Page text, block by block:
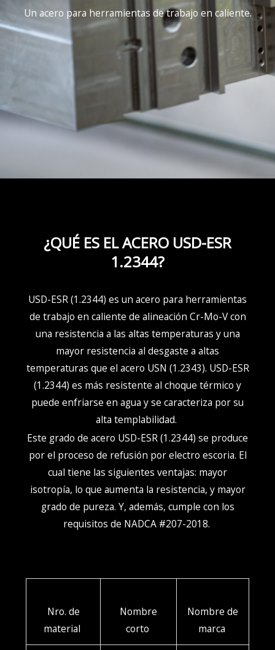
Un acero para herramientas de trabajo en caliente.
¿QUÉ ES EL ACERO USD-ESR
1.2344?
USD-ESR (1.2344) es un acero para herramientas
de trabajo en caliente de alineación Cr-Mo-V con
una resistencia a las altas temperaturas y una
mayor resistencia al desgaste a altas
temperaturas que el acero USN (1.2343). USD-ESR
(1.2344) es más resistente al choque térmico y
puede enfriarse en agua y se caracteriza por su
alta templabilidad.
Este grado de acero USD-ESR (1.2344) se produce
por el proceso de refusión por electro escoria. El
cual tiene las siguientes ventajas: mayor
isotropía, lo que aumenta la resistencia, y mayor
grado de pureza. Y, además, cumple con los
requisitos de NADCA #207-2018.
Nro. de
material
Nombre
corto
Nombre de
marca